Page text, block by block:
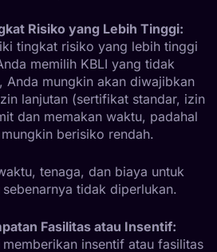
Risiko yang Lebih Tinggi:
tingkat risiko yang lebih tinggi
memilih KBLI yang tidak
Anda mungkin akan diwajibkan
lanjutan (sertifikat standar, izin
dan memakan waktu, padahal
berisiko rendah.
tenaga, dan biaya untuk
tidak diperlukan.
Fasilitas atau Insentif:
insentif atau fasilitas